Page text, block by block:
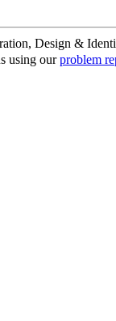
Design &
using ourproblem